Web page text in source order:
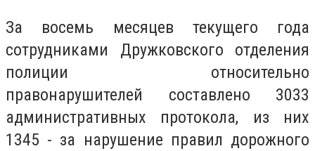
За восемь месяцев текущего года
сотрудниками Дружковского отделения
полиции относительно
правонарушителей составлено 3033
административных протокола, из них
1345 - за нарушение правил дорожного